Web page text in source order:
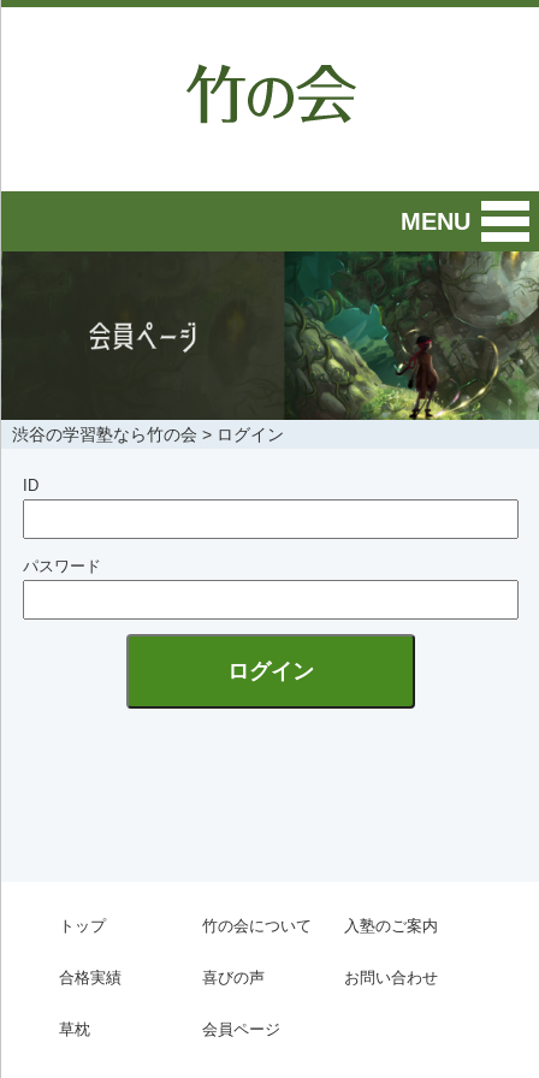
MENU
渋谷の学習塾なら竹の会 > ログイン
ID
パスワード
トップ 竹の会について 入塾のご案内
合格実績 喜びの声 お問い合わせ
草枕 会員ページ